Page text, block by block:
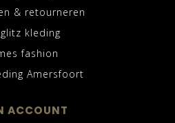
& retourneren
kleding
fashion
Amersfoort
ACCOUNT